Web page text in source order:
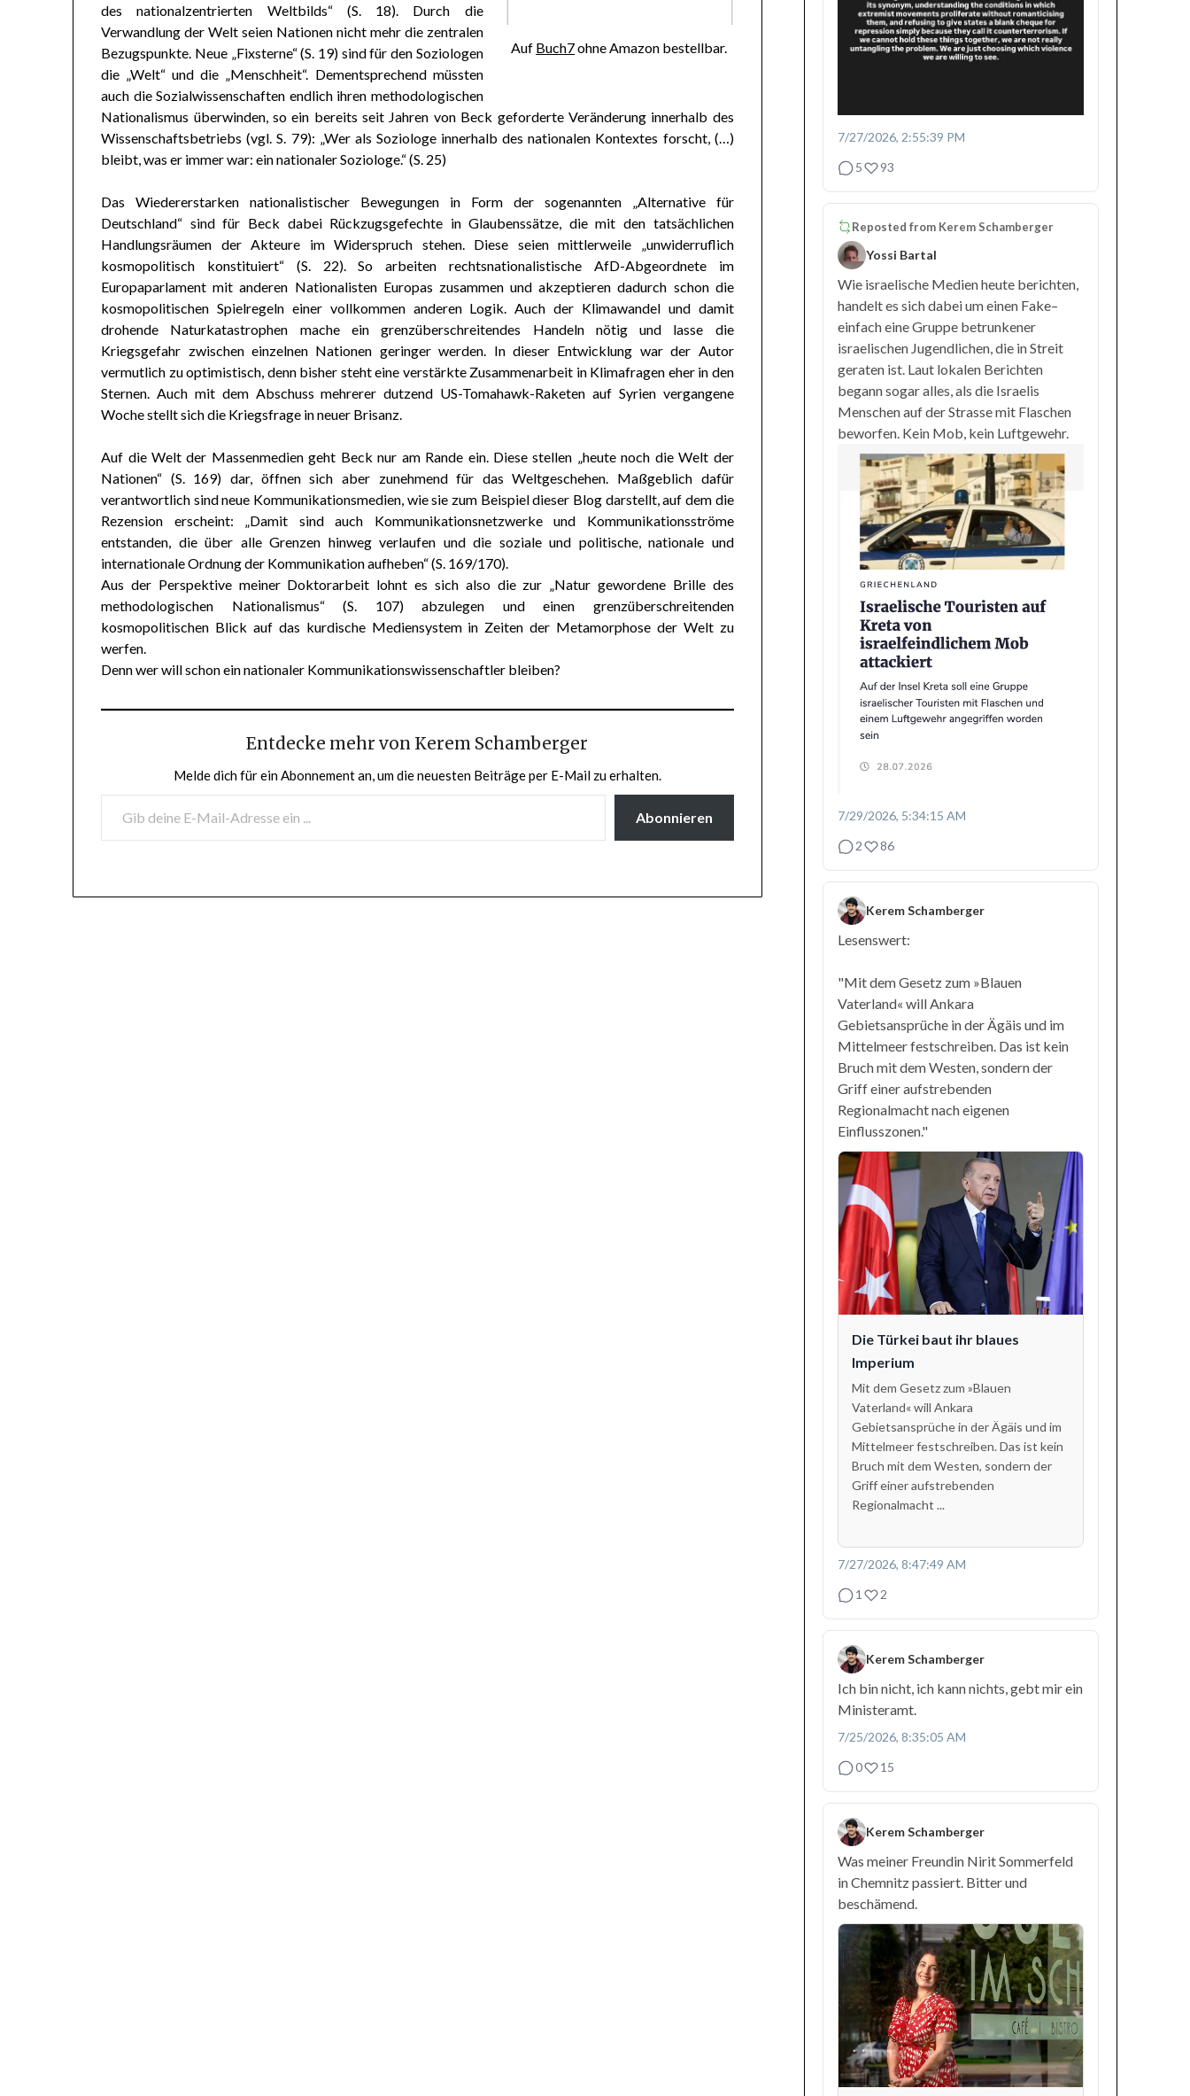
Auf Buch7ohne Amazon bestellbar.
des nationalzentrierten Weltbilds“ (S. 18). Durch die
Verwandlung der Welt seien Nationen nicht mehr die zentralen
Bezugspunkte. Neue „Fixsterne“ (S. 19) sind für den Soziologen
die „Welt“ und die „Menschheit“. Dementsprechend müssten
auch die Sozialwissenschaften endlich ihren methodologischen
Nationalismus überwinden, so ein bereits seit Jahren von Beck geforderte Veränderung innerhalb des
Wissenschaftsbetriebs (vgl. S. 79): „Wer als Soziologe innerhalb des nationalen Kontextes forscht, (…)
bleibt, was er immer war: ein nationaler Soziologe.“ (S. 25)
Das Wiedererstarken nationalistischer Bewegungen in Form der sogenannten „Alternative für
Deutschland“ sind für Beck dabei Rückzugsgefechte in Glaubenssätze, die mit den tatsächlichen
Handlungsräumen der Akteure im Widerspruch stehen. Diese seien mittlerweile „unwiderruflich
kosmopolitisch konstituiert“ (S. 22). So arbeiten rechtsnationalistische AfD-Abgeordnete im
Europaparlament mit anderen Nationalisten Europas zusammen und akzeptieren dadurch schon die
kosmopolitischen Spielregeln einer vollkommen anderen Logik. Auch der Klimawandel und damit
drohende Naturkatastrophen mache ein grenzüberschreitendes Handeln nötig und lasse die
Kriegsgefahr zwischen einzelnen Nationen geringer werden. In dieser Entwicklung war der Autor
vermutlich zu optimistisch, denn bisher steht eine verstärkte Zusammenarbeit in Klimafragen eher in den
Sternen. Auch mit dem Abschuss mehrerer dutzend US-Tomahawk-Raketen auf Syrien vergangene
Woche stellt sich die Kriegsfrage in neuer Brisanz.
Auf die Welt der Massenmedien geht Beck nur am Rande ein. Diese stellen „heute noch die Welt der
Nationen“ (S. 169) dar, öffnen sich aber zunehmend für das Weltgeschehen. Maßgeblich dafür
verantwortlich sind neue Kommunikationsmedien, wie sie zum Beispiel dieser Blog darstellt, auf dem die
Rezension erscheint: „Damit sind auch Kommunikationsnetzwerke und Kommunikationsströme
entstanden, die über alle Grenzen hinweg verlaufen und die soziale und politische, nationale und
internationale Ordnung der Kommunikation aufheben“ (S. 169/170).
Aus der Perspektive meiner Doktorarbeit lohnt es sich also die zur „Natur gewordene Brille des
methodologischen Nationalismus“ (S. 107) abzulegen und einen grenzüberschreitenden
kosmopolitischen Blick auf das kurdische Mediensystem in Zeiten der Metamorphose der Welt zu
werfen.
Denn wer will schon ein nationaler Kommunikationswissenschaftler bleiben?
Entdecke mehr von Kerem Schamberger
Melde dich für ein Abonnement an, um die neuesten Beiträge per E-Mail zu erhalten.
GIB DEINE E-MAIL-ADRESSE EIN ...
Abonnieren
7/27/2026, 2:55:39 PM
5
93
Reposted from Kerem Schamberger
Yossi Bartal
Wie israelische Medien heute berichten,
handelt es sich dabei um einen Fake–
einfach eine Gruppe betrunkener
israelischen Jugendlichen, die in Streit
geraten ist. Laut lokalen Berichten
begann sogar alles, als die Israelis
Menschen auf der Strasse mit Flaschen
beworfen. Kein Mob, kein Luftgewehr.
7/29/2026, 5:34:15 AM
2
86
Kerem Schamberger
Lesenswert:
"Mit dem Gesetz zum »Blauen
Vaterland« will Ankara
Gebietsansprüche in der Ägäis und im
Mittelmeer festschreiben. Das ist kein
Bruch mit dem Westen, sondern der
Griff einer aufstrebenden
Regionalmacht nach eigenen
Einflusszonen."
Die Türkei baut ihr blaues
Imperium
Mit dem Gesetz zum »Blauen
Vaterland« will Ankara
Gebietsansprüche in der Ägäis und im
Mittelmeer festschreiben. Das ist kein
Bruch mit dem Westen, sondern der
Griff einer aufstrebenden
Regionalmacht ...
7/27/2026, 8:47:49 AM
1
2
Kerem Schamberger
Ich bin nicht, ich kann nichts, gebt mir ein
Ministeramt.
7/25/2026, 8:35:05 AM
0
15
Kerem Schamberger
Was meiner Freundin Nirit Sommerfeld
in Chemnitz passiert. Bitter und
beschämend.